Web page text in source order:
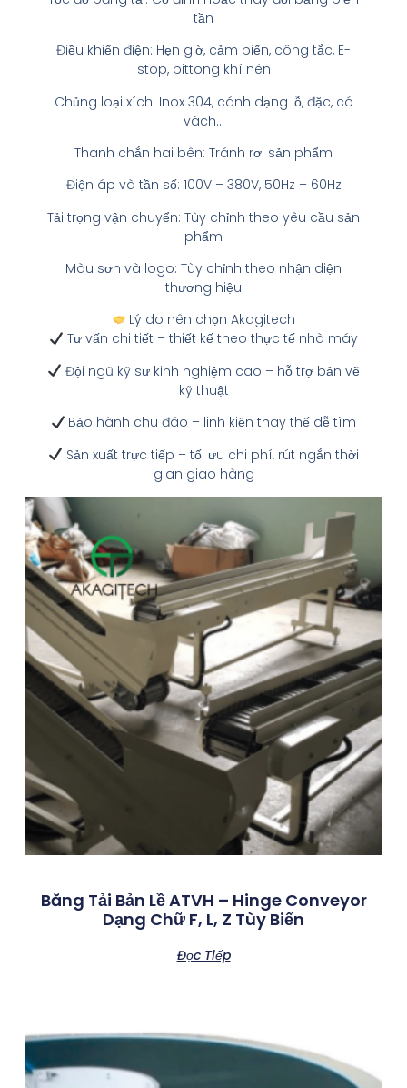
tần
Điều khiển điện: Hẹn giờ, cảm biến, công tắc, E-
stop, pittong khí nén
Chủng loại xích: Inox 304, cánh dạng lỗ, đặc, có
vách…
Thanh chắn hai bên: Tránh rơi sản phẩm
Điện áp và tần số: 100V – 380V, 50Hz – 60Hz
Tải trọng vận chuyển: Tùy chỉnh theo yêu cầu sản
phẩm
Màu sơn và logo: Tùy chỉnh theo nhận diện
thương hiệu
Lý do nên chọn Akagitech
Tư vấn chi tiết – thiết kế theo thực tế nhà máy
Đội ngũ kỹ sư kinh nghiệm cao – hỗ trợ bản vẽ
kỹ thuật
Bảo hành chu đáo – linh kiện thay thế dễ tìm
Sản xuất trực tiếp – tối ưu chi phí, rút ngắn thời
gian giao hàng
Băng Tải Bản Lề ATVH – Hinge Conveyor
Dạng Chữ F, L, Z Tùy Biến
Đọc Tiếp